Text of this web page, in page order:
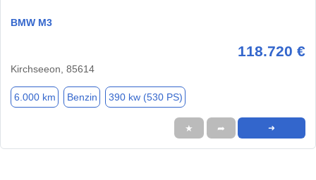
BMW M3
118.720 €
Kirchseeon, 85614
6.000 km Benzin 390 kw (530 PS)
★ ➦ ➜